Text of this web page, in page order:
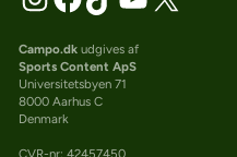
Campo.dkudgives af
Sports Content ApS
Universitetsbyen 71
8000 Aarhus C
Denmark
CVR-nr: 42457450